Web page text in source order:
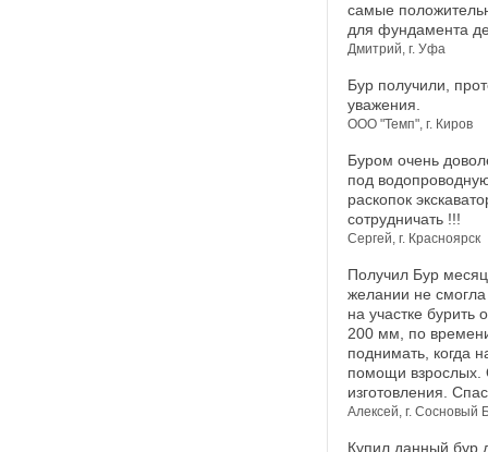
самые
для фундамента
Дмитрий, г. Уфа
Бур получили,
уважения.
ООО "Темп", г. Киров
Буром очень
под
раскопок
сотрудничать !!!
Сергей, г. Красноярск
Получил Бур
желании не
на участке
200 мм, по
поднимать, когда
помощи взрослых.
изготовления.
Алексей, г. Сосновый
Купил данный бур